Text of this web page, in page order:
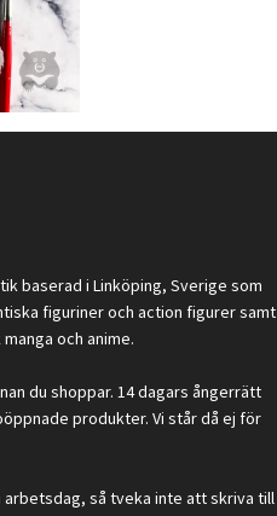
baserad i Linköping, Sverige som
figuriner och action figurer samt
och anime.
du shoppar. 14 dagars ångerrätt
produkter. Vi står då ej för
arbetsdag, så tveka inte att skriva till